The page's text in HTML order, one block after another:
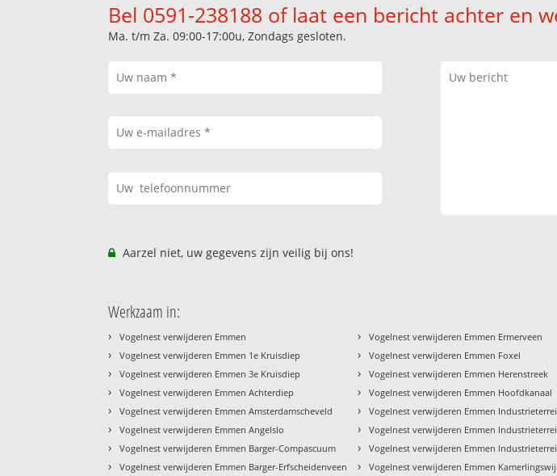
Bel 0591-238188 of laat een bericht achter en
Ma. t/m Za. 09:00-17:00u, Zondags gesloten.
Aarzel niet, uw gegevens zijn veilig bij ons!
Werkzaam in:
› Vogelnest verwijderen Emmen
› Vogelnest verwijderen Emmen 1e Kruisdiep
› Vogelnest verwijderen Emmen 3e Kruisdiep
› Vogelnest verwijderen Emmen Achterdiep
› Vogelnest verwijderen Emmen Amsterdamscheveld
› Vogelnest verwijderen Emmen Angelslo
› Vogelnest verwijderen Emmen Barger-Compascuum
› Vogelnest verwijderen Emmen Barger-Erfscheidenveen
› Vogelnest verwijderen Emmen Ermerveen
› Vogelnest verwijderen Emmen Foxel
› Vogelnest verwijderen Emmen Herenstreek
› Vogelnest verwijderen Emmen Hoofdkanaal
› Vogelnest verwijderen Emmen
› Vogelnest verwijderen Emmen
› Vogelnest verwijderen Emmen
› Vogelnest verwijderen Emmen